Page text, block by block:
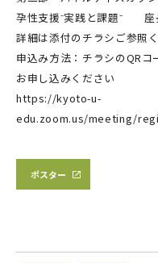
孕性支援⁻実践と課題⁻ 座
詳細は添付のチラシご参照く
申込み方法：チラシのQRコ
お申し込みください
https://kyoto-u-
edu.zoom.us/meeting/
ポスター